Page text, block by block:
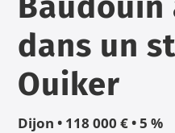
dans un
Ouiker
Dijon • 118 000 € • 5 %